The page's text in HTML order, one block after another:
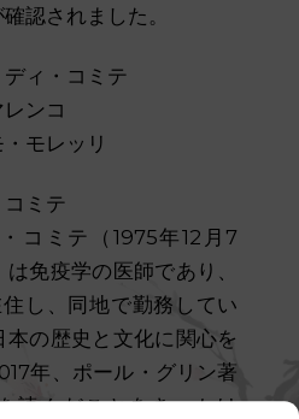
認されました。
ィ・コミテ
ンコ
モレッリ
ミテ
コミテ（1975年12月7
免疫学の医師であり、
し、同地で勤務してい
本の歴史と文化に関心を
年、ポール・グリン著
読んだことをきっかけ